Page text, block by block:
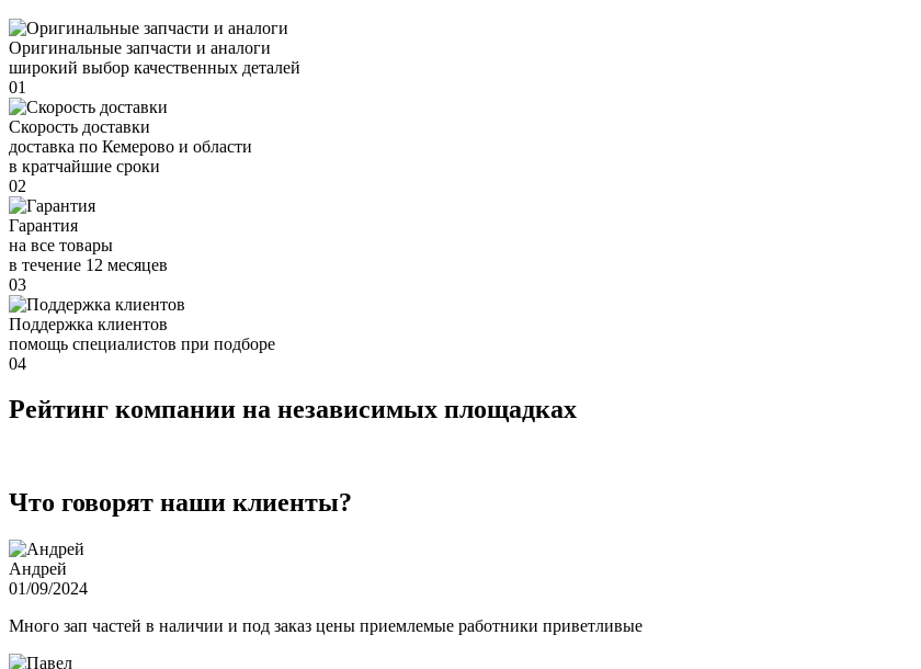
Оригинальные запчасти и аналоги
широкий выбор качественных деталей
01
Скорость доставки
доставка по Кемерово и области
в кратчайшие сроки
02
Гарантия
на все товары
в течение 12 месяцев
03
Поддержка клиентов
помощь специалистов при подборе
04
Рейтинг компании на независимых площадках
Что говорят наши клиенты?
Андрей
01/09/2024
Много зап частей в наличии и под заказ цены приемлемые работники приветливые